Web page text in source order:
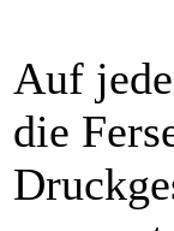
Auf
die